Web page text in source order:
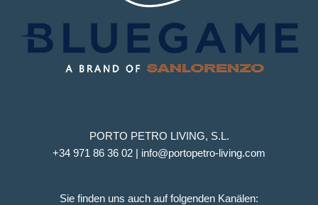
PORTO PETRO LIVING, S.L.
+34 971 86 36 02 | info@portopetro-living.com
Sie finden uns auch auf folgenden Kanälen: